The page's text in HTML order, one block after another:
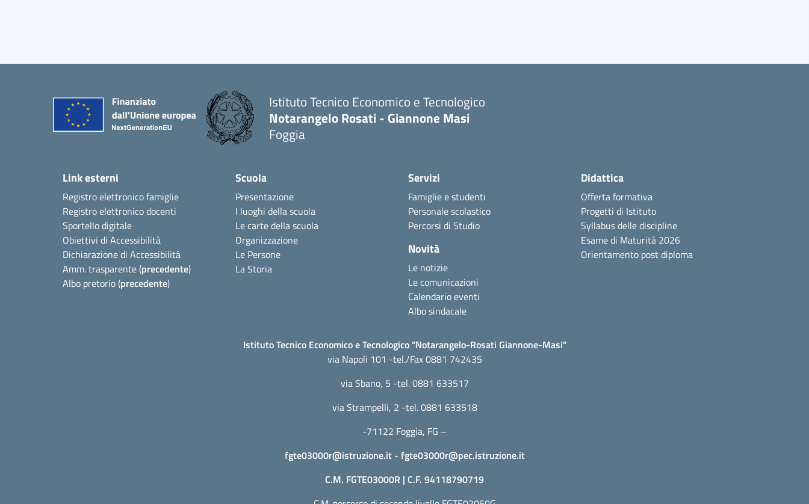
Istituto Tecnico Economico e Tecnologico
Notarangelo Rosati - Giannone Masi
Foggia
Link esterni
Registro elettronico famiglie
Registro elettronico docenti
Sportello digitale
Obiettivi di Accessibilità
Dichiarazione di Accessibilità
Amm. trasparente (precedente)
Albo pretorio (precedente)
Scuola
Presentazione
I luoghi della scuola
Le carte della scuola
Organizzazione
Le Persone
La Storia
Servizi
Famiglie e studenti
Personale scolastico
Percorsi di Studio
Novità
Le notizie
Le comunicazioni
Calendario eventi
Albo sindacale
Didattica
Offerta formativa
Progetti di Istituto
Syllabus delle discipline
Esame di Maturità 2026
Orientamento post diploma
Istituto Tecnico Economico e Tecnologico "Notarangelo-Rosati Giannone-Masi"
via Napoli 101 -tel./Fax 0881 742435
via Sbano, 5 -tel. 0881 633517
via Strampelli, 2 -tel. 0881 633518
-71122 Foggia, FG –
fgte03000r@istruzione.it- fgte03000r@pec.istruzione.it
C.M. FGTE03000R | C.F. 94118790719